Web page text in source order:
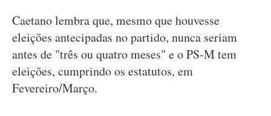
Caetano lembra que, mesmo que houvesse
eleições antecipadas no partido, nunca seriam
antes de "três ou quatro meses" e o PS-M tem
eleições, cumprindo os estatutos, em
Fevereiro/Março.